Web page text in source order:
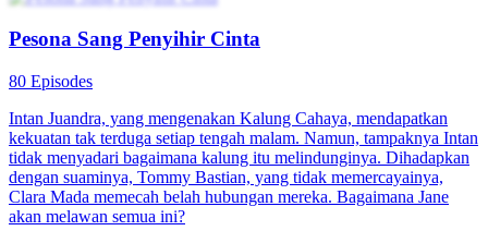
Pesona Sang Penyihir Cinta
80 Episodes
Intan Juandra, yang mengenakan Kalung Cahaya, mendapatkan
kekuatan tak terduga setiap tengah malam. Namun, tampaknya Intan
tidak menyadari bagaimana kalung itu melindunginya. Dihadapkan
dengan suaminya, Tommy Bastian, yang tidak memercayainya,
Clara Mada memecah belah hubungan mereka. Bagaimana Jane
akan melawan semua ini?